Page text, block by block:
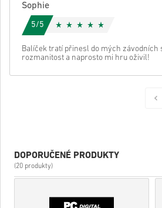
Sophie
5/5
Balíček tratí přinesl do mých závodních
rozmanitost a naprosto mi hru oživil!
DOPORUČENÉ PRODUKTY
(20 produkty)